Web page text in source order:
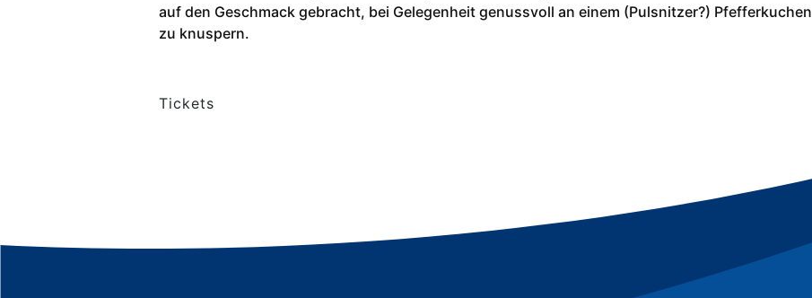
auf den Geschmack gebracht, bei Gelegenheit genussvoll an einem (Pulsnitzer?) Pfefferkuchen
zu knuspern.
Tickets